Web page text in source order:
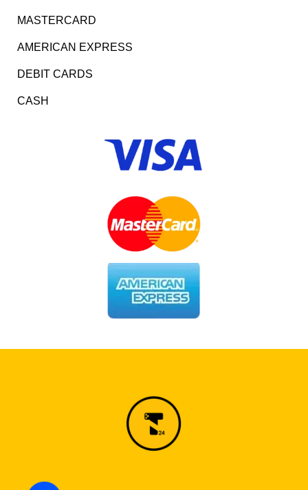
MASTERCARD
AMERICAN EXPRESS
DEBIT CARDS
CASH